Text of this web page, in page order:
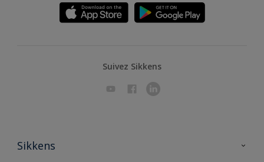
Suivez Sikkens
Sikkens